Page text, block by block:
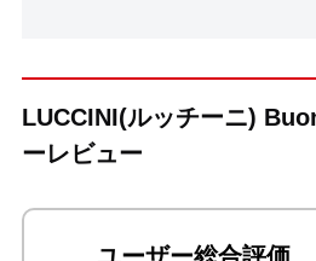
LUCCINI(ルッチーニ)
ーレビュー